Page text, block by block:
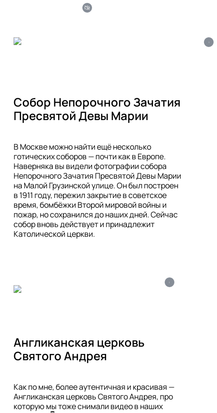
i
Собор Непорочного Зачатия
Пресвятой Девы Марии
В Москве можно найти ещё несколько
готических соборов — почти как в Европе.
Наверняка вы видели фотографии собора
Непорочного Зачатия Пресвятой Девы Марии
на Малой Грузинской улице. Он был построен
в 1911 году, пережил закрытие в советское
время, бомбёжки Второй мировой войны и
пожар, но сохранился до наших дней. Сейчас
собор вновь действует и принадлежит
Католической церкви.
i
Англиканская церковь
Святого Андрея
Как по мне, более аутентичная и красивая —
Англиканская церковь Святого Андрея, про
которую мы тоже снимали видео в наших